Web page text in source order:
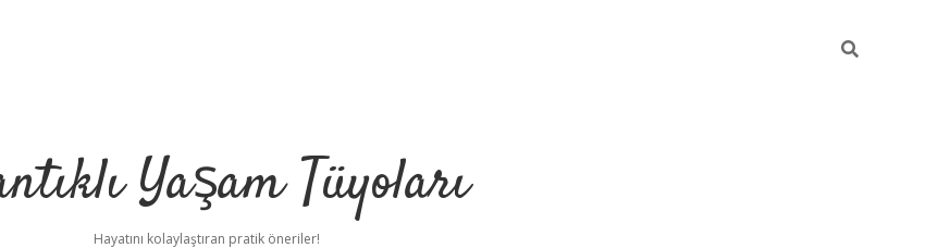
Yaşam Tüyoları
Hayatını kolaylaştıran pratik öneriler!